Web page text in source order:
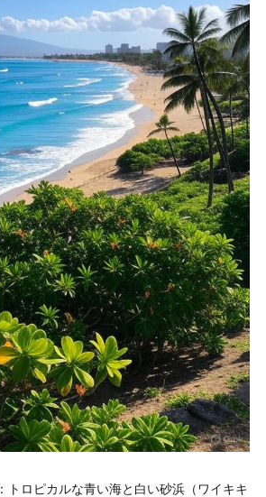
：トロピカルな青い海と白い砂浜（ワイキキ